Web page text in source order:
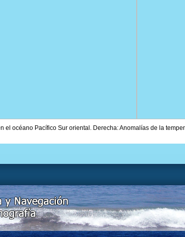
el océano Pacífico Sur oriental. Derecha: Anomalías de la